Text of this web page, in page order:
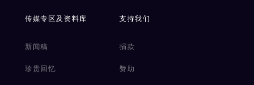
传媒专区及资料库
新闻稿
珍贵回忆
支持我们
捐款
赞助